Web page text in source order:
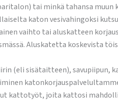
tai minkä tahansa muun
katon vesivahingoksi
vaihto tai aluskatteen
Aluskatetta koskevista
(eli sisätaitteen),
kattotyöt, joita kattosi